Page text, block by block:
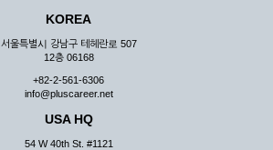
KOREA
서울특별시 강남구 테헤란로 507
12층 06168
+82-2-561-6306
info@pluscareer.net
USA HQ
54 W 40th St. #1121